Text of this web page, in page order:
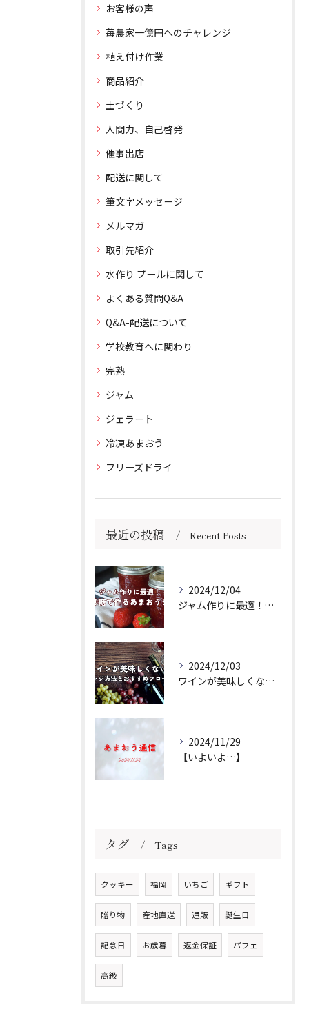
お客様の声
苺農家一億円へのチャレンジ
植え付け作業
商品紹介
土づくり
人間力、自己啓発
催事出店
配送に関して
筆文字メッセージ
メルマガ
取引先紹介
水作り プールに関して
よくある質問Q&A
Q&A-配送について
学校教育へに関わり
完熟
ジャム
ジェラート
冷凍あまおう
フリーズドライ
最近の投稿 Recent Posts
2024/12/04
ジャム作りに最適！きび砂糖で作るあまおうジャムの作り方
2024/12/03
ワインが美味しくない場合のアレンジ方法とおすすめフローズンをご紹介
2024/11/29
【いよいよ…】
タグ Tags
クッキー 福岡 いちご ギフト
贈り物 産地直送 通販 誕生日
記念日 お歳暮 返金保証 パフェ
高級